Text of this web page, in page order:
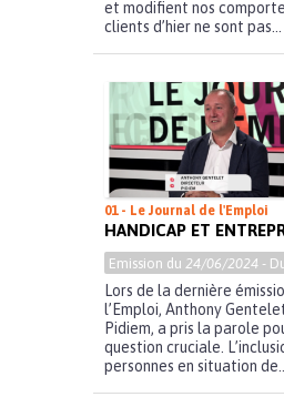
et modifient nos
clients d’hier ne sont pas...
01 - Le Journal de l'Emploi
HANDICAP ET
Emission du 24/06/2024 -
Lors de la dernière
l’Emploi, Anthony
Pidiem, a pris la parole
question cruciale.
personnes en situation de...